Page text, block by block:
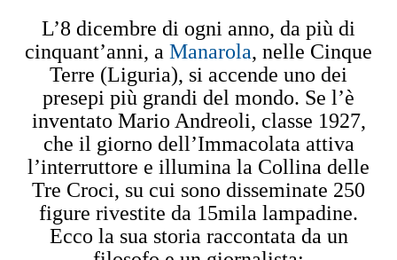
L’8 dicembre di ogni anno, da più di
cinquant’anni, a Manarola, nelle Cinque
Terre (Liguria), si accende uno dei
presepi più grandi del mondo. Se l’è
inventato Mario Andreoli, classe 1927,
che il giorno dell’Immacolata attiva
l’interruttore e illumina la Collina delle
Tre Croci, su cui sono disseminate 250
figure rivestite da 15mila lampadine.
Ecco la sua storia raccontata da un